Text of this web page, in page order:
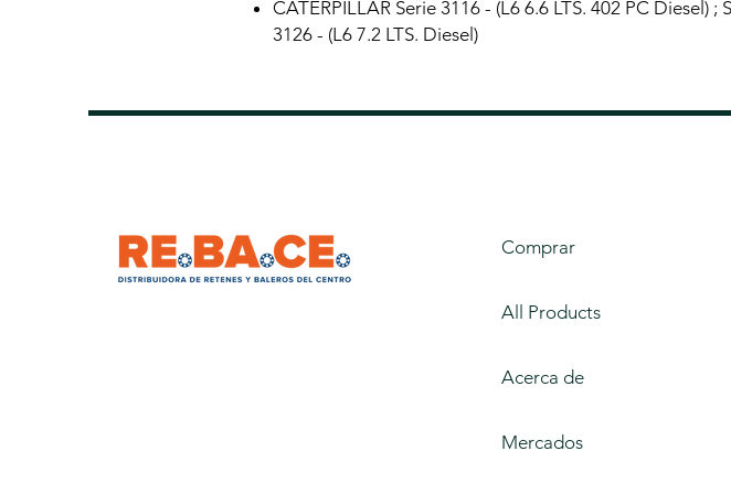
CATERPILLAR Serie 3116 - (L6 6.6 LTS. 402 PC Diesel) ;
3126 - (L6 7.2 LTS. Diesel)
Comprar
All Products
Acerca de
Mercados